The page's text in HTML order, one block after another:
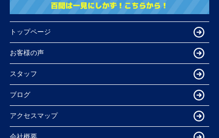
トップページ
お客様の声
スタッフ
ブログ
アクセスマップ